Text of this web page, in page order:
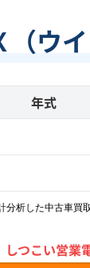
（ウ
年式
析した中古車買
しつこい営業